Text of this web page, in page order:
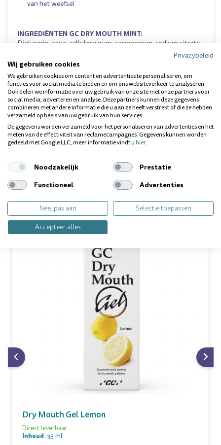
van het weefsel
INGREDIËNTEN GC DRY MOUTH MINT:
Diglycerin, aqua, cellulose gum, carrageenan, sodium citrate,
Dit suikervrije product is verkrijgbaar in 4 heerlijke smaken
(Mint,Lemon,RaspberryenOrange) en zit in een compacte
tube die de patiënt altijd en overal bij zich kan hebben.
Dit product kunt u vinden in de volgende categorie:
Vragen over dit product? Wij helpen je
Dry Mouth Gel Lemon
Direct leverbaar
Inhoud: 35 ml
Privacybeleid
Wij gebruiken cookies
We gebruiken cookies om content en advertenties te personaliseren, om
functies voor social media te bieden en om ons websiteverkeer te analyseren.
Ook delen we informatie over uw gebruik van onze site met onze partners voor
social media, adverteren en analyse. Deze partners kunnen deze gegevens
combineren met andere informatie die u aan ze heeft verstrekt of die ze hebben
verzameld op basis van uw gebruik van hun services.
De gegevens worden verzameld voor het personaliseren van advertenties en het
meten van de effectiviteit van reclamecampagnes. Gegevens kunnen worden
gedeeld met Google LLC, meer informatie vindt uhier.
Noodzakelijk
Prestatie
Functioneel
Advertenties
Nee, pas aan
Selectie toepassen
Accepteer alles